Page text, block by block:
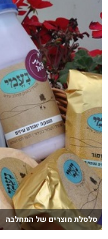
סלסלת מוצרים של המחלבה